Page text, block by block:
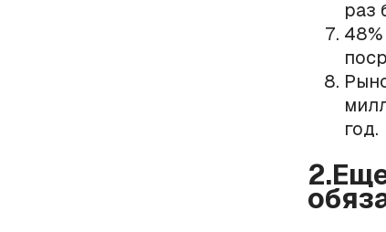
раз
год.